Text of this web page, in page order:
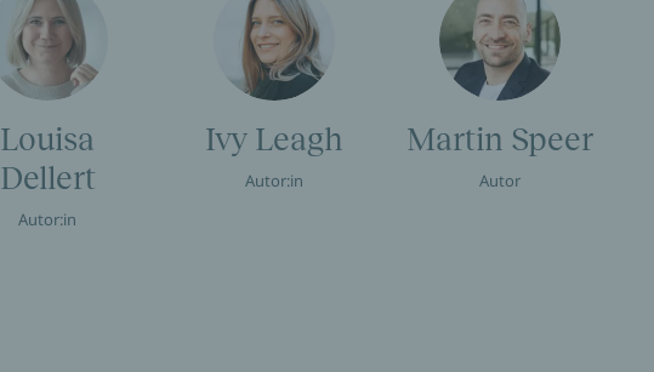
Louisa
Dellert
Autor:in
Ivy Leagh
Autor:in
Martin Speer
Autor